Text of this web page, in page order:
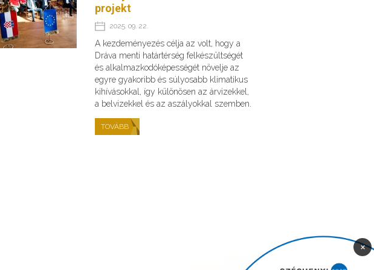
projekt
2025. 09. 22.
A kezdeményezés célja az volt, hogy a
Dráva menti határtérség felkészültségét
és alkalmazkodóképességét növelje az
egyre gyakoribb és súlyosabb klimatikus
kihívásokkal, így különösen az árvizekkel,
a belvizekkel és az aszályokkal szemben.
TOVÁBB
×